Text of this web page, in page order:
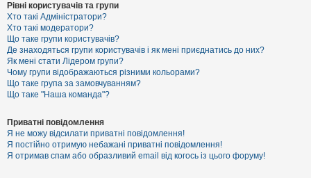
о
г
а
Рівні користувачів та групи
Хто такі Адміністратори?
Хто такі модератори?
Що таке групи користувачів?
Де знаходяться групи користувачів і як мені приєднатись до них?
Як мені стати Лідером групи?
Чому групи відображаються різними кольорами?
Що таке група за замовчуванням?
Що таке "Наша команда"?
Приватні повідомлення
Я не можу відсилати приватні повідомлення!
Я постійно отримую небажані приватні повідомлення!
Я отримав спам або образливий email від когось із цього форуму!